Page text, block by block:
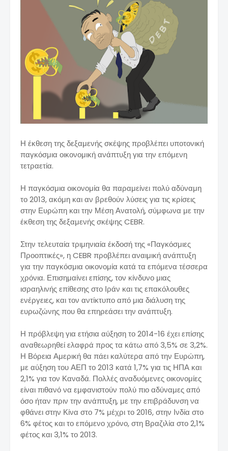
Η έκθεση της δεξαμενής σκέψης προβλέπει υποτονική
παγκόσμια οικονομική ανάπτυξη για την επόμενη
τετραετία.
Η παγκόσμια οικονομία θα παραμείνει πολύ αδύναμη
το 2013, ακόμη και αν βρεθούν λύσεις για τις κρίσεις
στην Ευρώπη και την Μέση Ανατολή, σύμφωνα με την
έκθεση της δεξαμενής σκέψης CEBR.
Στην τελευταία τριμηνιαία έκδοσή της «Παγκόσμιες
Προοπτικές», η CEBR προβλέπει αναιμική ανάπτυξη
για την παγκόσμια οικονομία κατά τα επόμενα τέσσερα
χρόνια. Επισημαίνει επίσης, τον κίνδυνο μιας
ισραηλινής επίθεσης στο Ιράν και τις επακόλουθες
ενέργειες, και τον αντίκτυπο από μια διάλυση της
ευρωζώνης που θα επηρεάσει την ανάπτυξη.
Η πρόβλεψη για ετήσια αύξηση το 2014-16 έχει επίσης
αναθεωρηθεί ελαφρά προς τα κάτω από 3,5% σε 3,2%.
Η Βόρεια Αμερική θα πάει καλύτερα από την Ευρώπη,
με αύξηση του ΑΕΠ το 2013 κατά 1,7% για τις ΗΠΑ και
2,1% για τον Καναδά. Πολλές αναδυόμενες οικονομίες
είναι πιθανό να εμφανιστούν πολύ πιο αδύναμες από
όσο ήταν πριν την ανάπτυξη, με την επιβράδυνση να
φθάνει στην Κίνα στο 7% μέχρι το 2016, στην Ινδία στο
6% φέτος και το επόμενο χρόνο, στη Βραζιλία στο 2,1%
φέτος και 3,1% το 2013.